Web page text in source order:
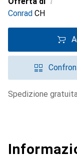
Conrad CH
Spedizione